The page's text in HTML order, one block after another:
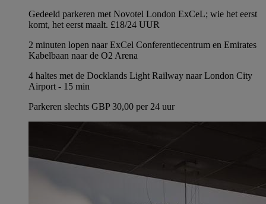
Gedeeld parkeren met Novotel London ExCeL; wie het eerst
komt, het eerst maalt. £18/24 UUR
2 minuten lopen naar ExCel Conferentiecentrum en Emirates
Kabelbaan naar de O2 Arena
4 haltes met de Docklands Light Railway naar London City
Airport - 15 min
Parkeren slechts GBP 30,00 per 24 uur